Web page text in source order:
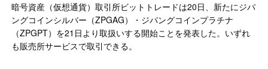
暗号資産（仮想通貨）取引所ビットトレードは20日、新たにジパ
ングコインシルバー（ZPGAG）・ジパングコインプラチナ
（ZPGPT）を21日より取扱いする開始ことを発表した。いずれ
も販売所サービスで取引できる。